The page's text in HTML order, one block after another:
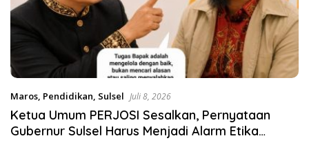
Maros, Pendidikan, Sulsel Juli 8, 2026
Ketua Umum PERJOSI Sesalkan, Pernyataan
Gubernur Sulsel Harus Menjadi Alarm Etika